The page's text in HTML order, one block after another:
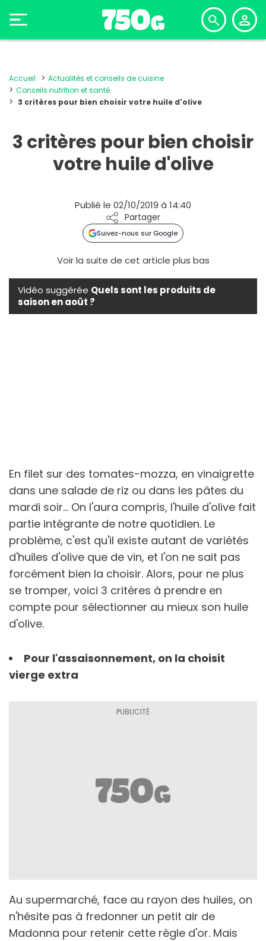
Accueil
Actualités et conseils de cuisine
Conseils nutrition et santé
3 critères pour bien choisir votre huile d'olive
3 critères pour bien choisir
votre huile d'olive
Publié le 02/10/2019 à 14:40
Partager
Suivez-nous sur Google
Voir la suite de cet article plus bas
Vidéo suggérée Quels sont les produits de
saison en août ?
En filet sur des tomates-mozza, en vinaigrette
dans une salade de riz ou dans les pâtes du
mardi soir... On l'aura compris, l'huile d'olive fait
partie intégrante de notre quotidien. Le
problème, c'est qu'il existe autant de variétés
d'huiles d'olive que de vin, et l'on ne sait pas
forcément bien la choisir. Alors, pour ne plus
se tromper, voici 3 critères à prendre en
compte pour sélectionner au mieux son huile
d'olive.
Pour l'assaisonnement, on la choisit
vierge extra
Au supermarché, face au rayon des huiles, on
n'hésite pas à fredonner un petit air de
Madonna pour retenir cette règle d'or. Mais